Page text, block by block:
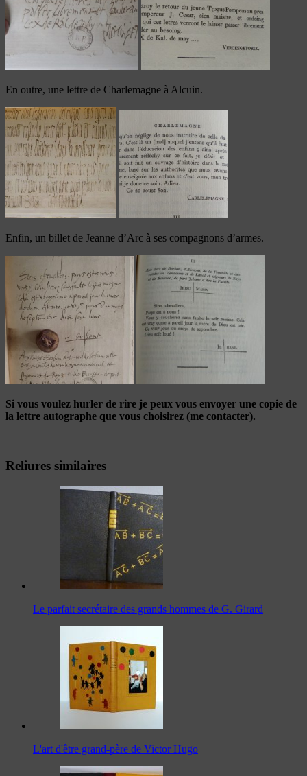
En outre, une lettre de Charlemagne à Alcuin.
Enfin, un billet de Jeanne d’Arc à ses compagnons d’armes.
Si vous voulez hurler de rire je peux vous envoyer une copie de
la lettre autographe que vous choisirez (me contacter).
Reliures similaires
Le parfait secrétaire des grands hommes de G. Girard
L'art d'être grand-père de Victor Hugo